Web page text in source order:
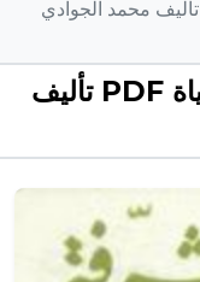
تحميل كتاب مشرفة سيرة حياة PDF تأليف محمد الجوادي
تحميل كتاب مشرفة سيرة حياة PDF تأليف